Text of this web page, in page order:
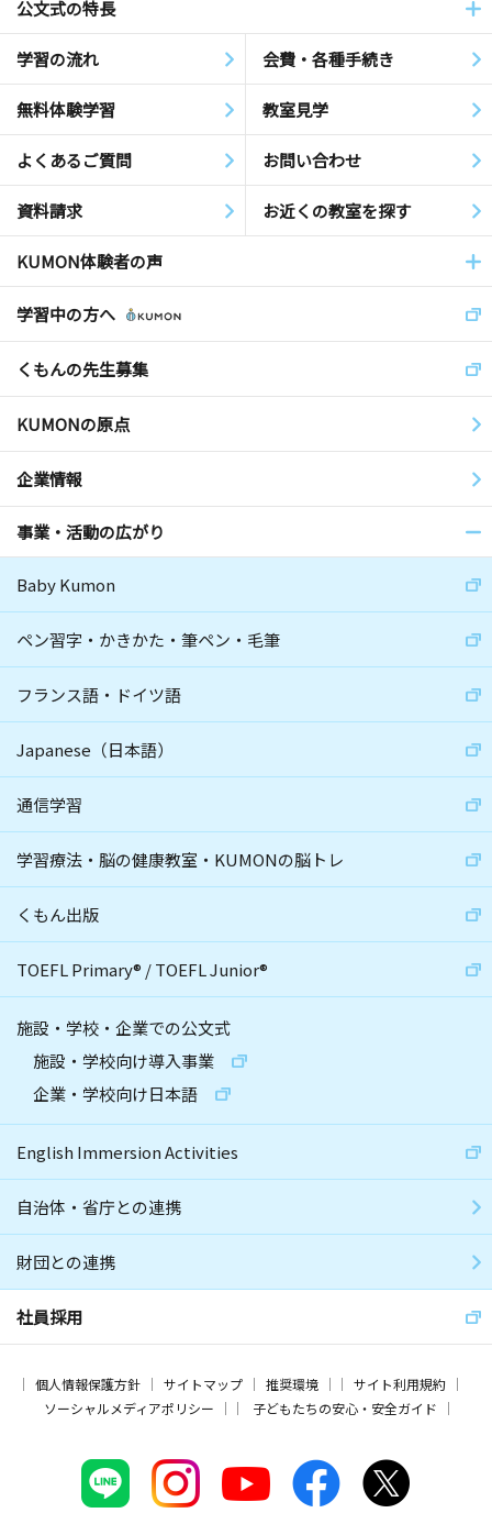
公文式の特長
学習の流れ 会費・各種手続き
無料体験学習 教室見学
よくあるご質問 お問い合わせ
資料請求 お近くの教室を探す
KUMON体験者の声
学習中の方へ
くもんの先生募集
KUMONの原点
企業情報
事業・活動の広がり
Baby Kumon
ペン習字・かきかた・筆ペン・毛筆
フランス語・ドイツ語
Japanese（日本語）
通信学習
学習療法・脳の健康教室・KUMONの脳トレ
くもん出版
TOEFL Primary® /TOEFL Junior®
施設・学校・企業での公文式
施設・学校向け導入事業
企業・学校向け日本語
English Immersion Activities
自治体・省庁との連携
財団との連携
社員採用
個人情報保護方針 サイトマップ 推奨環境
サイト利用規約
ソーシャルメディアポリシー
子どもたちの安心・安全ガイド